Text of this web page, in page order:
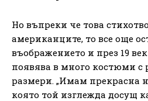
Но въпреки че това
американците, то все още
въображението и през 19
появява в много костюми с
размери. „Имам прекрасна
която той изглежда досущ